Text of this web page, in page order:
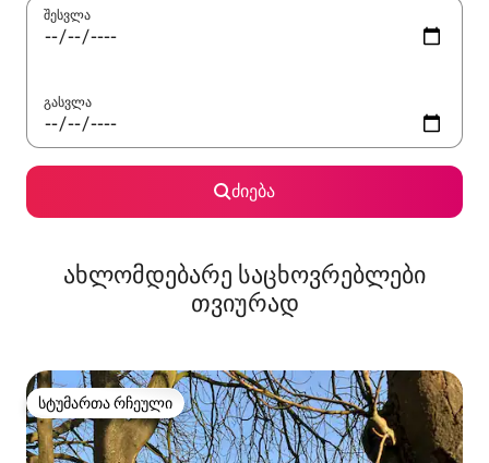
შესვლა
გასვლა
ძიება
ახლომდებარე საცხოვრებლები
თვიურად
სტუმართა რჩეული
სტუმართა რჩეული